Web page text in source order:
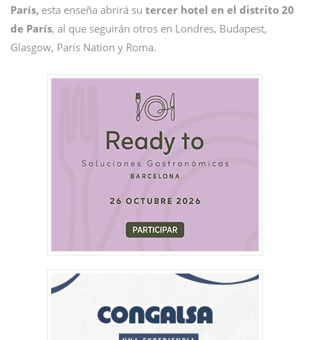
París, esta enseña abrirá su tercer hotel en el distrito 20
de París, al que seguirán otros en Londres, Budapest,
Glasgow, París Nation y Roma.